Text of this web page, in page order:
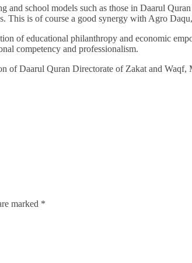
school models such as those in Daarul
This is of course a good synergy with Agro
of educational philanthropy and economic
competency and professionalism.
of Daarul Quran Directorate of Zakat and Waqf,
marked *